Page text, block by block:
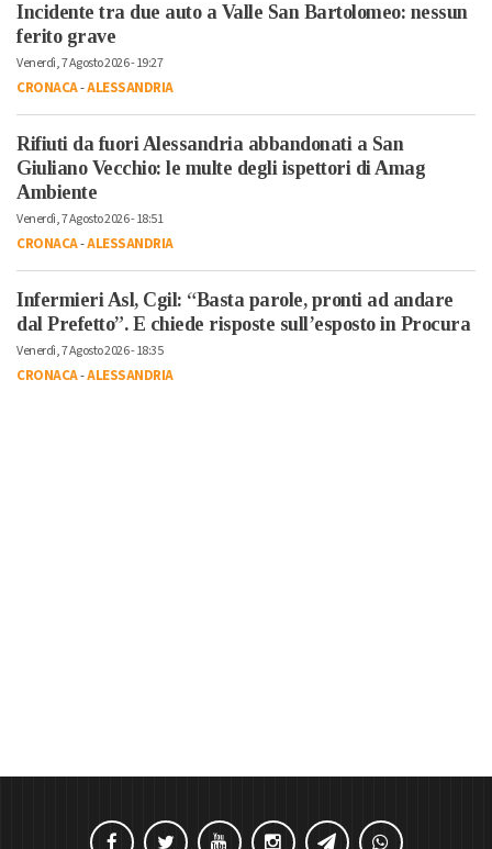
Incidente tra due auto a Valle San Bartolomeo: nessun
ferito grave
Venerdì, 7 Agosto 2026 - 19:27
CRONACA-ALESSANDRIA
Rifiuti da fuori Alessandria abbandonati a San
Giuliano Vecchio: le multe degli ispettori di Amag
Ambiente
Venerdì, 7 Agosto 2026 - 18:51
CRONACA-ALESSANDRIA
Infermieri Asl, Cgil: “Basta parole, pronti ad andare
dal Prefetto”. E chiede risposte sull’esposto in Procura
Venerdì, 7 Agosto 2026 - 18:35
CRONACA-ALESSANDRIA